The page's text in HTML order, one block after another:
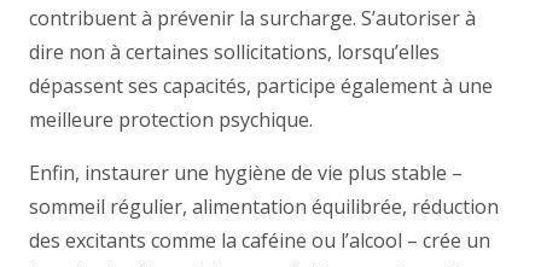
contribuent à prévenir la surcharge. S’autoriser à
dire non à certaines sollicitations, lorsqu’elles
dépassent ses capacités, participe également à une
meilleure protection psychique.
Enfin, instaurer une hygiène de vie plus stable –
sommeil régulier, alimentation équilibrée, réduction
des excitants comme la caféine ou l’alcool – crée un